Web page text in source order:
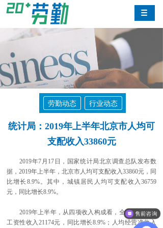
劳勤动态 行业动态
统计局：2019年上半年北京市人均可
支配收入33860元
2019年7月17日，国家统计局北京调查总队发布数
据，2019年上半年，北京市人均可支配收入33860元，同
比增长8.9%。其中，城镇居民人均可支配收入36759
元，同比增长8.9%。
2019年上半年，从四项收入构成看，全市居民人均
工资性收入21174元，同比增长8.9%；人均经营净收入
售前咨询